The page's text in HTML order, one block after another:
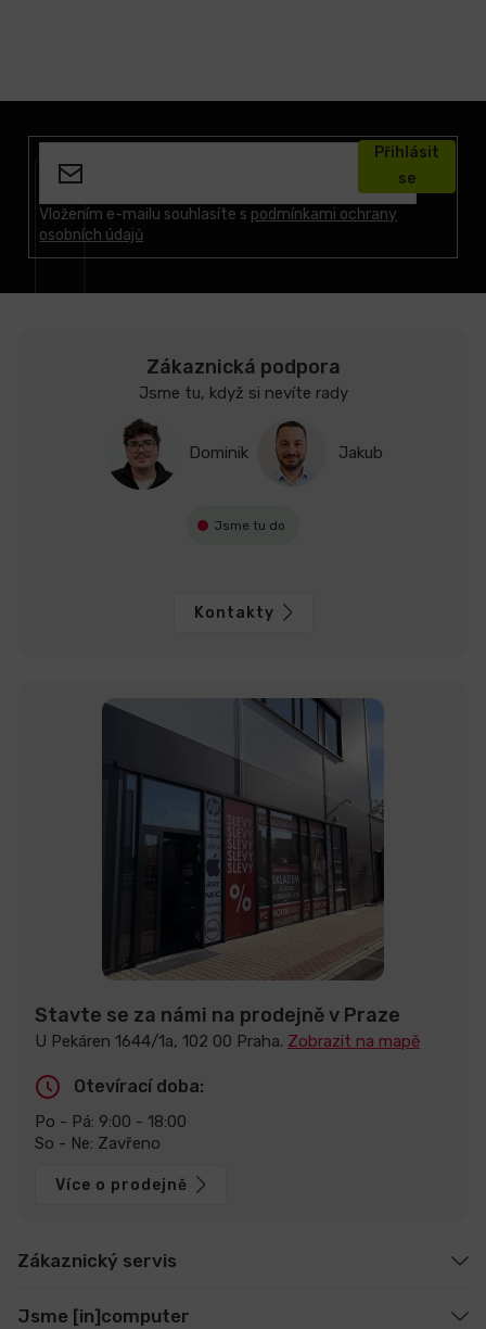
Vložením e-mailu souhlasíte s podmínkami ochrany
osobních údajů
Přihlásit
se
Zákaznická podpora
Jsme tu, když si nevíte rady
Dominik Jakub
Jsme tu do
Kontakty
Stavte se za námi na prodejně v Praze
U Pekáren 1644/1a, 102 00 Praha. Zobrazit na mapě
Otevírací doba:
Po - Pá: 9:00 - 18:00
So - Ne: Zavřeno
Více o prodejně
Zákaznický servis
Jsme [in]computer